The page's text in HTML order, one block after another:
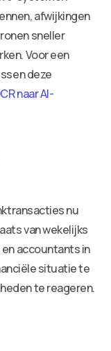
afwijkingen
sneller
Voor een
deze
naar AI-
nu
van wekelijks
accountants in
situatie te
te reageren.